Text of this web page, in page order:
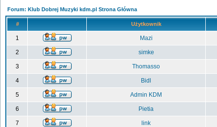
Forum: Klub Dobrej Muzyki kdm.pl Strona Główna
# Użytkownik
1 Mazi
2 simke
3 Thomasso
4 Bidl
5 Admin KDM
6 Pietia
7 link